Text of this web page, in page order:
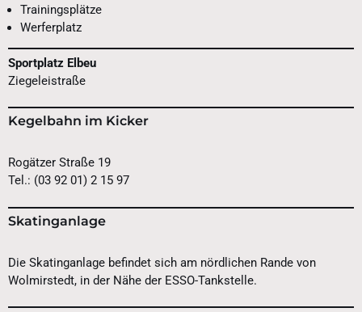
Trainingsplätze
Werferplatz
Sportplatz Elbeu
Ziegeleistraße
Kegelbahn im Kicker
Rogätzer Straße 19
Tel.: (03 92 01) 2 15 97
Skatinganlage
Die Skatinganlage befindet sich am nördlichen Rande von
Wolmirstedt, in der Nähe der ESSO-Tankstelle.